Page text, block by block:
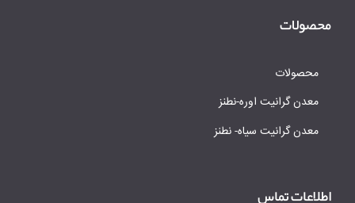
محصولات
محصولات
معدن گرانیت اوره-نطنز
معدن گرانیت سیاه- نطنز
اطلاعات تماس